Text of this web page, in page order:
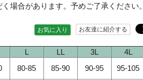
場合があります。予めご了承ください。
お友達に紹介する
お気に入り
L LL 3L 4L
80-85 85-90 90-95 95-105